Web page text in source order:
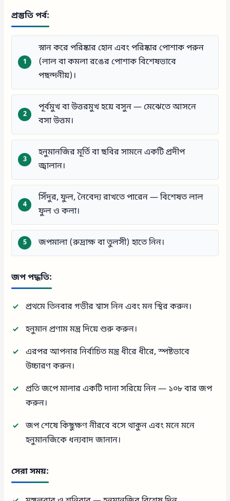
প্রস্তুতি পর্ব:
স্নান করে পরিষ্কার হোন এবং পরিষ্কার পোশাক পরুন
(লাল বা কমলা রঙের পোশাক বিশেষভাবে
পছন্দনীয়)।
পূর্বমুখ বা উত্তরমুখ হয়ে বসুন — মেঝেতে আসনে
বসা উত্তম।
হনুমানজির মূর্তি বা ছবির সামনে একটি প্রদীপ
জ্বালান।
সিঁদুর, ফুল, নৈবেদ্য রাখতে পারেন — বিশেষত লাল
ফুল ও কলা।
জপমালা (রুদ্রাক্ষ বা তুলসী) হাতে নিন।
জপ পদ্ধতি:
প্রথমে তিনবার গভীর শ্বাস নিন এবং মন স্থির করুন।
হনুমান প্রণাম মন্ত্র দিয়ে শুরু করুন।
এরপর আপনার নির্বাচিত মন্ত্র ধীরে ধীরে, স্পষ্টভাবে
উচ্চারণ করুন।
প্রতি জপে মালার একটি দানা সরিয়ে নিন — ১০৮ বার জপ
করুন।
জপ শেষে কিছুক্ষণ নীরবে বসে থাকুন এবং মনে মনে
হনুমানজিকে ধন্যবাদ জানান।
সেরা সময়: